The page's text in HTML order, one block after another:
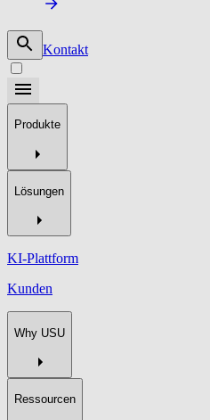
Kontakt
Produkte
Lösungen
KI-Plattform
Kunden
Why USU
Ressourcen